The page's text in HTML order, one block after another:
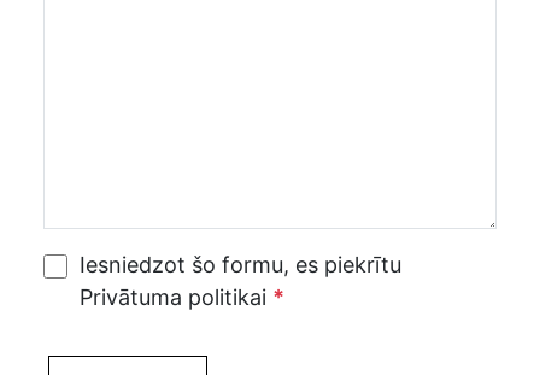
Iesniedzot šo formu, es piekrītu
Privātuma politikai *